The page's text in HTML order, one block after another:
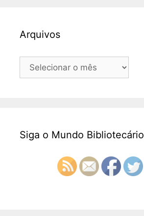
Arquivos
Arquivos
Siga o Mundo Bibliotecário